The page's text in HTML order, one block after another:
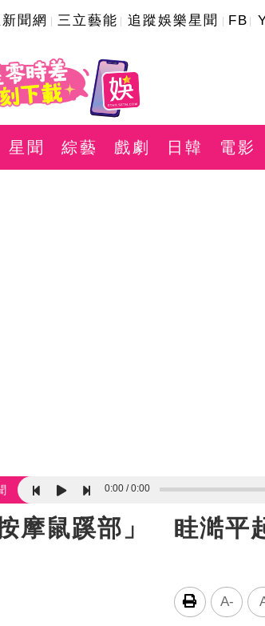
聞網 三立藝能 追蹤娛樂星聞 FB
星聞 綜藝 戲劇 日韓 電影
0:00 0:00
摩鼠蹊部」 眭澔平
A-